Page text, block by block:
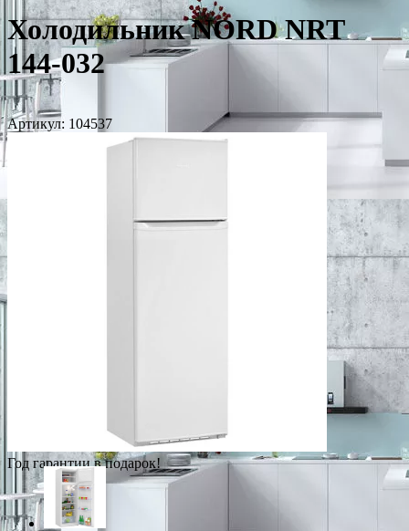
Холодильник NORD NRT
144-032
Артикул: 104537
Год гарантии в подарок!